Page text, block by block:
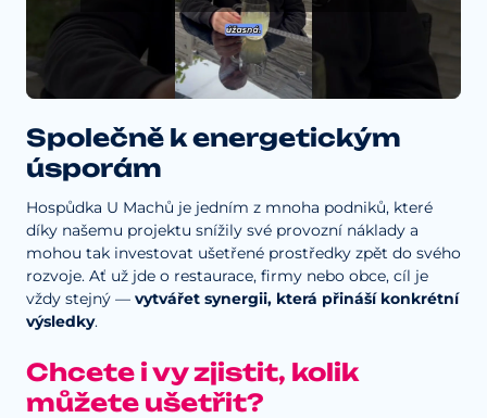
Společně k energetickým
úsporám
Hospůdka U Machů je jedním z mnoha podniků, které
díky našemu projektu snížily své provozní náklady a
mohou tak investovat ušetřené prostředky zpět do svého
rozvoje. Ať už jde o restaurace, firmy nebo obce, cíl je
vždy stejný — vytvářet synergii, která přináší konkrétní
výsledky.
Chcete i vy zjistit, kolik
můžete ušetřit?